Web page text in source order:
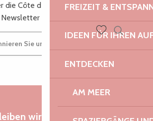
FREIZEIT &
IDEEN FÜR IHREN
ENTDECKEN
AM MEER
die Côte de Granit Rose, melden Sie
an.
Sie unseren Newsletter
wir verbunden